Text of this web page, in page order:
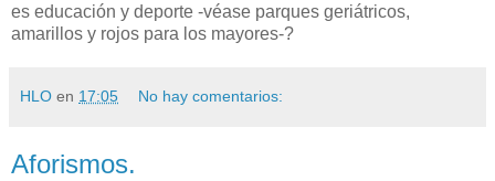
es educación y deporte -véase parques geriátricos,
amarillos y rojos para los mayores-?
HLO en 17:05 No hay comentarios:
Aforismos.